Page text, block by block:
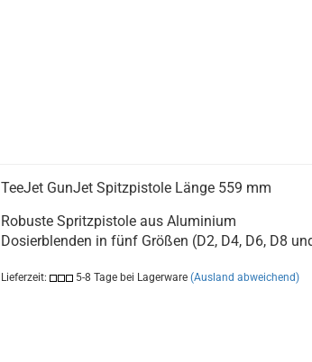
TeeJet GunJet Spitzpistole Länge 559 mm
Robuste Spritzpistole aus Aluminium
Dosierblenden in fünf Größen (D2, D4, D6, D8
Lieferzeit: 5-8 Tage bei Lagerware (Ausland abweichend)